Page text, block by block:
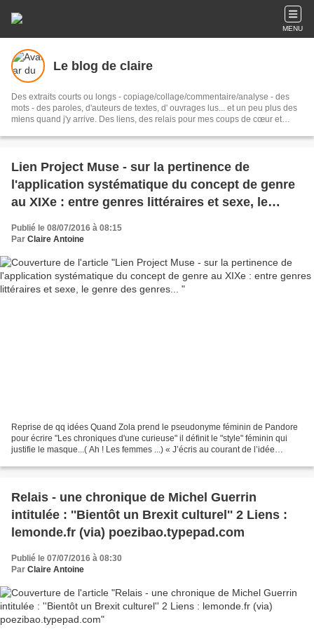
MENU
Le blog de claire
Des extraits courts ou longs - copiage/collage/commentaire/analyse - des
mots - des paroles, d'auteurs de textes, d' ouvrages lus... et un peu plus des
miens quand j'y arrive. Des liens, des relais pour mes coups de cœur et
Lien Project Muse - sur la pertinence de
l'application systématique du concept de genre
au XIXe : entre genres littéraires et sexe, le
genre des genres...
Publié le 08/07/2016 à 08:15
Par Claire Antoine
Reprise de qq idées Quand Zola prend le pseudonyme féminin de Pandore
pour écrire "Les chroniques d'une curieuse" il définit le "style" féminin qui
justifie le masque...( Ah ! Les femmes ...) « J’écris au courant de l’idée
Relais - une chronique de Michel Guerrin
intitulée : ''Bientôt un Brexit culturel'' 2 Liens :
lemonde.fr (via) poezibao.typepad.com
Publié le 07/07/2016 à 08:30
Par Claire Antoine